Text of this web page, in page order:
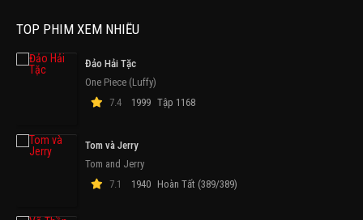
TOP PHIM XEM NHIỀU
Đảo Hải Tặc
One Piece (Luffy)
7.4
1999 Tập 1168
Tom và Jerry
Tom and Jerry
7.1
1940 Hoàn Tất (389/389)